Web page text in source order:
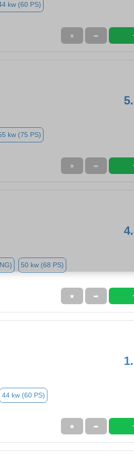
kw (60 PS)
★ ➦
kw (75 PS)
★ ➦
50 kw (68 PS)
★ ➦
44 kw (60 PS)
★ ➦